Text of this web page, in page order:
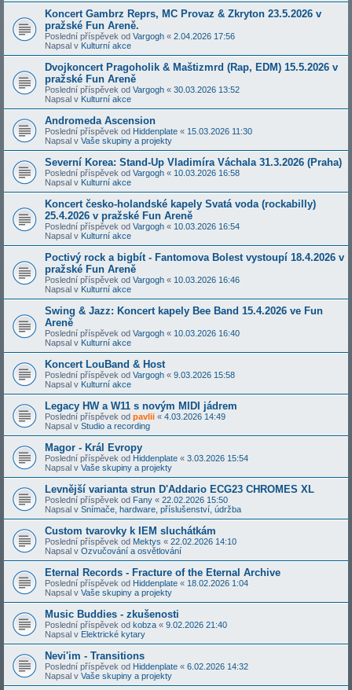
Koncert Gambrz Reprs, MC Provaz & Zkryton 23.5.2026 v
pražské Fun Areně.
Poslední příspěvek od Vargogh « 2.04.2026 17:56
Napsal v Kulturní akce
Dvojkoncert Pragoholik & Maštizmrd (Rap, EDM) 15.5.2026 v
pražské Fun Areně
Poslední příspěvek od Vargogh « 30.03.2026 13:52
Napsal v Kulturní akce
Andromeda Ascension
Poslední příspěvek od Hiddenplate « 15.03.2026 11:30
Napsal v Vaše skupiny a projekty
Severní Korea: Stand-Up Vladimíra Váchala 31.3.2026 (Praha)
Poslední příspěvek od Vargogh « 10.03.2026 16:58
Napsal v Kulturní akce
Koncert česko-holandské kapely Svatá voda (rockabilly)
25.4.2026 v pražské Fun Areně
Poslední příspěvek od Vargogh « 10.03.2026 16:54
Napsal v Kulturní akce
Poctivý rock a bigbít - Fantomova Bolest vystoupí 18.4.2026 v
pražské Fun Areně
Poslední příspěvek od Vargogh « 10.03.2026 16:46
Napsal v Kulturní akce
Swing & Jazz: Koncert kapely Bee Band 15.4.2026 ve Fun
Areně
Poslední příspěvek od Vargogh « 10.03.2026 16:40
Napsal v Kulturní akce
Koncert LouBand & Host
Poslední příspěvek od Vargogh « 9.03.2026 15:58
Napsal v Kulturní akce
Legacy HW a W11 s novým MIDI jádrem
Poslední příspěvek od pavlii « 4.03.2026 14:49
Napsal v Studio a recording
Magor - Král Evropy
Poslední příspěvek od Hiddenplate « 3.03.2026 15:54
Napsal v Vaše skupiny a projekty
Levnější varianta strun D'Addario ECG23 CHROMES XL
Poslední příspěvek od Fany « 22.02.2026 15:50
Napsal v Snímače, hardware, příslušenství, údržba
Custom tvarovky k IEM sluchátkám
Poslední příspěvek od Mektys « 22.02.2026 14:10
Napsal v Ozvučování a osvětlování
Eternal Records - Fracture of the Eternal Archive
Poslední příspěvek od Hiddenplate « 18.02.2026 1:04
Napsal v Vaše skupiny a projekty
Music Buddies - zkušenosti
Poslední příspěvek od kobza « 9.02.2026 21:40
Napsal v Elektrické kytary
Nevi'im - Transitions
Poslední příspěvek od Hiddenplate « 6.02.2026 14:32
Napsal v Vaše skupiny a projekty